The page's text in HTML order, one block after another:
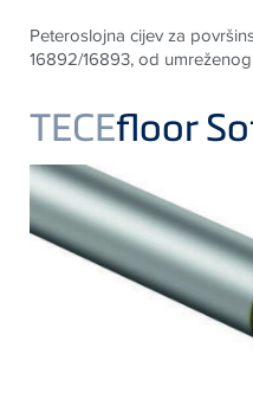
Peteroslojna cijev za
16892/16893, od
TECEfloor